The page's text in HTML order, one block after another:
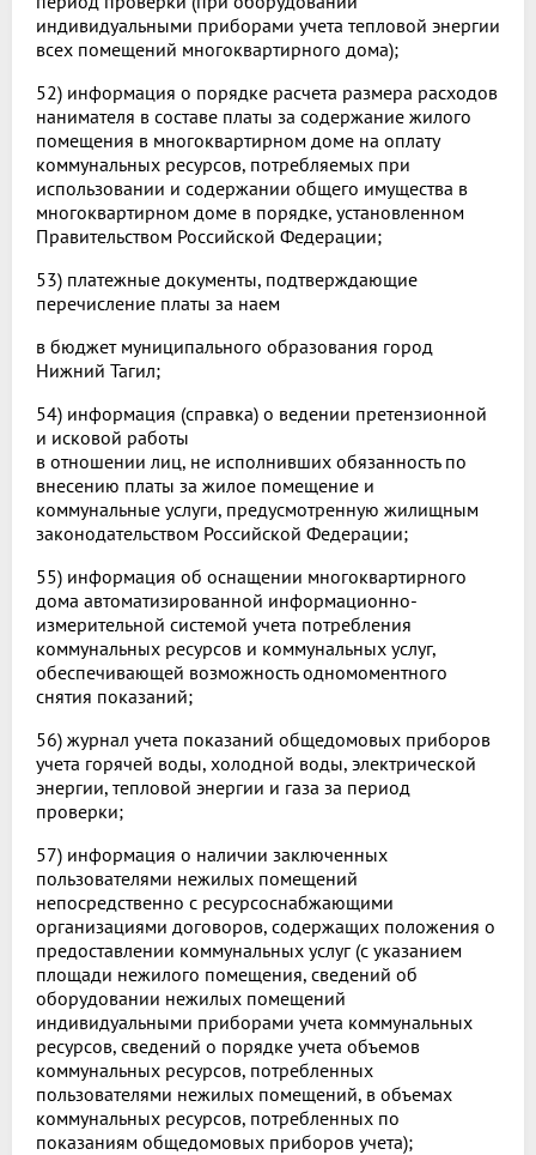
индивидуальными приборами учета тепловой энергии
всех помещений многоквартирного дома);
52) информация о порядке расчета размера расходов
нанимателя в составе платы за содержание жилого
помещения в многоквартирном доме на оплату
коммунальных ресурсов, потребляемых при
использовании и содержании общего имущества в
многоквартирном доме в порядке, установленном
Правительством Российской Федерации;
53) платежные документы, подтверждающие
перечисление платы за наем
в бюджет муниципального образования город
Нижний Тагил;
54) информация (справка) о ведении претензионной
и исковой работы
в отношении лиц, не исполнивших обязанность по
внесению платы за жилое помещение и
коммунальные услуги, предусмотренную жилищным
законодательством Российской Федерации;
55) информация об оснащении многоквартирного
дома автоматизированной информационно-
измерительной системой учета потребления
коммунальных ресурсов и коммунальных услуг,
обеспечивающей возможность одномоментного
снятия показаний;
56) журнал учета показаний общедомовых приборов
учета горячей воды, холодной воды, электрической
энергии, тепловой энергии и газа за период
проверки;
57) информация о наличии заключенных
пользователями нежилых помещений
непосредственно с ресурсоснабжающими
организациями договоров, содержащих положения о
предоставлении коммунальных услуг (с указанием
площади нежилого помещения, сведений об
оборудовании нежилых помещений
индивидуальными приборами учета коммунальных
ресурсов, сведений о порядке учета объемов
коммунальных ресурсов, потребленных
пользователями нежилых помещений, в объемах
коммунальных ресурсов, потребленных по
показаниям общедомовых приборов учета);